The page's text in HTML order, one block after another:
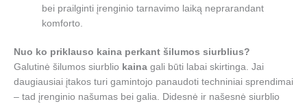
bei prailginti įrenginio tarnavimo laiką neprarandant
komforto.
Nuo ko priklauso kaina perkant šilumos siurblius?
Galutinė šilumos siurblio kaina gali būti labai skirtinga. Jai
daugiausiai įtakos turi gamintojo panaudoti techniniai sprendimai
– tad įrenginio našumas bei galia. Didesnė ir našesnė siurblio